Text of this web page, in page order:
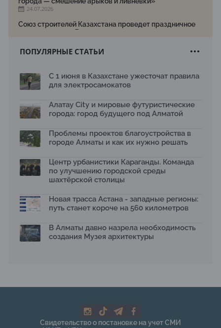
24.07.2026
Союз строителей Казахстана проведет праздничное
мероприятие ко Дню строителя
Новый Строительный кодекс: что изменилось для
Бауыржана Байбахтиева
17.07.2026
рободоставки в Астане
15.07.2026
2026 принимает заявки до 31 июля
13.07.2026
темой новой выставки в «Целинном»
13.07.2026
Қазақстан»: воспитанники подарили вторую жизнь
отходам
08.07.2026
Ко Дню столицы в Нуре благоустроили шесть
общественных пространств
06.07.2026
МЧС усилило мониторинг рек и моренных озер после
На общественных слушаниях представили
ПОПУЛЯРНЫЕ СТАТЬИ
С 1 июня в Казахстане ужесточат правила
для электросамокатов
Алатау City и мировые футуристические
города: город будущего под Алматой
Проблемы проектов благоустройства в
городе Алматы и как их нужно решать
Центр урбанистики Караганды. Команда
по улучшению городской среды
шахтёрской столицы
Новая трасса Астана - западные регионы:
путь станет короче на 560 километров
В Алматы давно назрела необходимость
создания Музея архитектуры
Свидетельство о постановке на учет СМИ